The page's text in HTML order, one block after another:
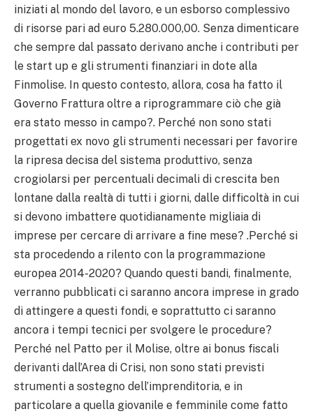
iniziati al mondo del lavoro, e un esborso complessivo
di risorse pari ad euro 5.280.000,00. Senza dimenticare
che sempre dal passato derivano anche i contributi per
le start up e gli strumenti finanziari in dote alla
Finmolise. In questo contesto, allora, cosa ha fatto il
Governo Frattura oltre a riprogrammare ciò che già
era stato messo in campo?. Perché non sono stati
progettati ex novo gli strumenti necessari per favorire
la ripresa decisa del sistema produttivo, senza
crogiolarsi per percentuali decimali di crescita ben
lontane dalla realtà di tutti i giorni, dalle difficoltà in cui
si devono imbattere quotidianamente migliaia di
imprese per cercare di arrivare a fine mese? .Perché si
sta procedendo a rilento con la programmazione
europea 2014-2020? Quando questi bandi, finalmente,
verranno pubblicati ci saranno ancora imprese in grado
di attingere a questi fondi, e soprattutto ci saranno
ancora i tempi tecnici per svolgere le procedure?
Perché nel Patto per il Molise, oltre ai bonus fiscali
derivanti dall’Area di Crisi, non sono stati previsti
strumenti a sostegno dell’imprenditoria, e in
particolare a quella giovanile e femminile come fatto